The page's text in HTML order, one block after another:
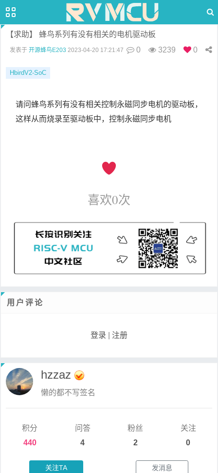
【求助】 蜂鸟系列有没有相关的电机驱动板
发表于 开源蜂鸟E203 2023-04-20 17:21:47 0 3239 0
HbirdV2-SoC
请问蜂鸟系列有没有相关控制永磁同步电机的驱动板，
这样从而烧录至驱动板中，控制永磁同步电机
喜欢0次
用户评论
登录 注册
hzzaz
懒的都不写签名
积分
440
问答
4
粉丝
2
关注
0
关注TA 发消息